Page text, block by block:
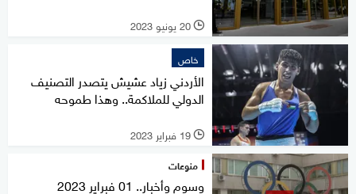
l 20 يونيو 2023
خاص
الأردني زياد عشيش يتصدر التصنيف
الدولي للملاكمة.. وهذا طموحه
l 19 فبراير 2023
منوعات
وسوم وأخبار.. 01 فبراير 2023